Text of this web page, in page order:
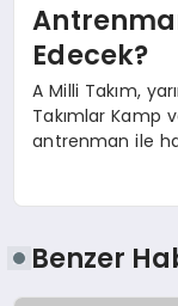
Edecek?
A Milli Takım,
Takımlar Kamp
antrenman ile
Benzer